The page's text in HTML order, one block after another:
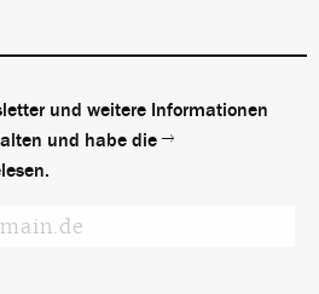
und weitere Informationen
und habe die